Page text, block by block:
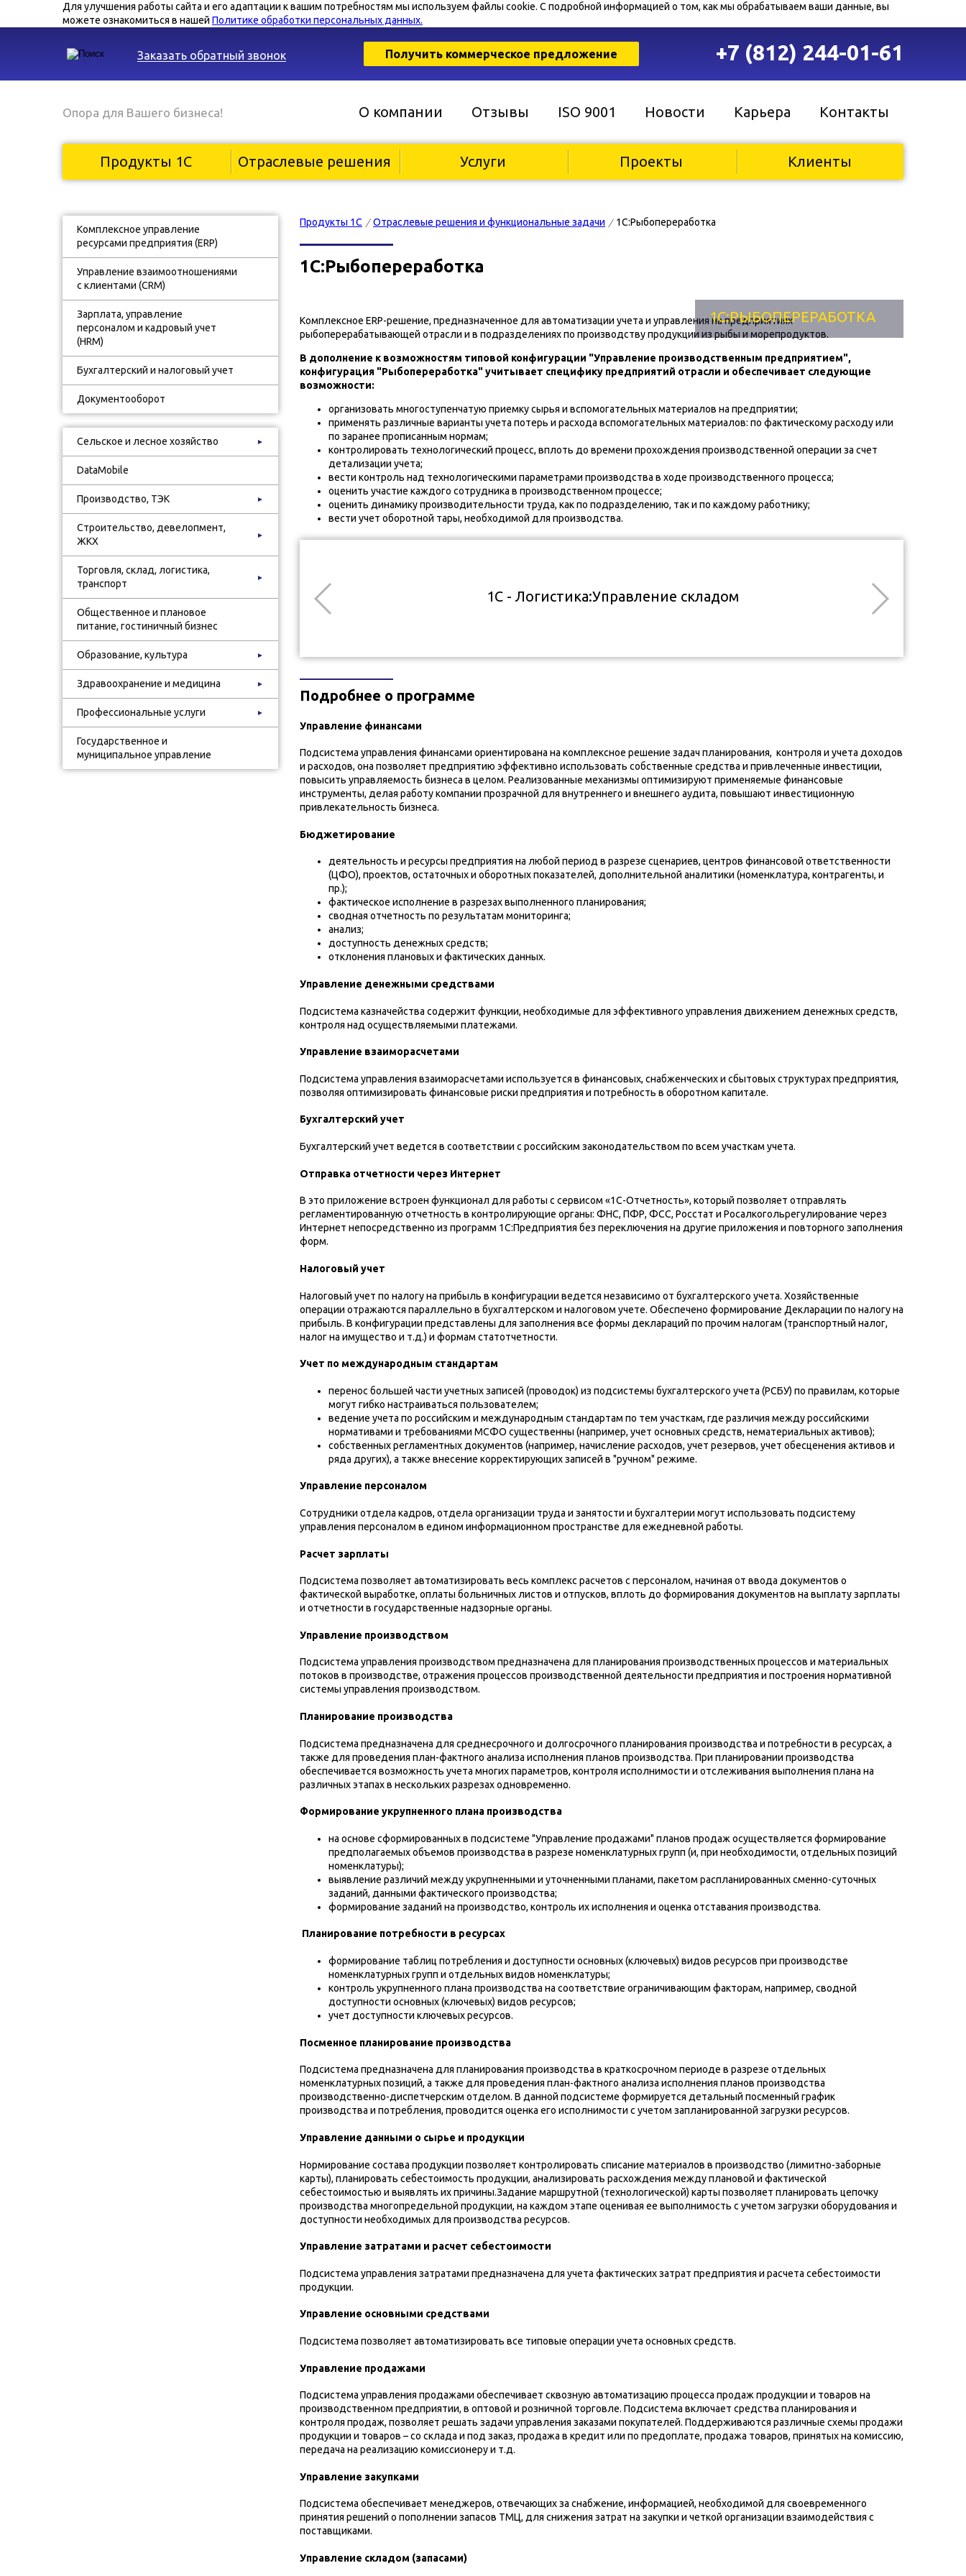
Для улучшения работы сайта и его адаптации к вашим потребностям мы используем файлы cookie. С подробной информацией о том, как мы обрабатываем ваши данные, вы
можете ознакомиться в нашей Политике обработки персональных данных.
Заказать обратный звонок Получить коммерческое предложение +7 (812) 244-01-61
Опора для Вашего бизнеса! О компании Отзывы ISO 9001 Новости Карьера Контакты
Продукты 1С Отраслевые решения Услуги Проекты Клиенты
Комплексное управление
ресурсами предприятия (ERP)
Управление взаимоотношениями
с клиентами (CRM)
Зарплата, управление
персоналом и кадровый учет
(HRM)
Бухгалтерский и налоговый учет
Документооборот
Сельское и лесное хозяйство ►
DataMobile
Производство, ТЭК ►
Строительство, девелопмент,
ЖКХ
►
Торговля, склад, логистика,
транспорт
►
Общественное и плановое
питание, гостиничный бизнес
Образование, культура ►
Здравоохранение и медицина ►
Профессиональные услуги ►
Государственное и
муниципальное управление
Продукты 1С / Отраслевые решения и функциональные задачи / 1С:Рыбопереработка
1С:Рыбопереработка
1С:РЫБОПЕРЕРАБОТКА
Комплексное ERP-решение, предназначенное для автоматизации учета и управления на предприятиях
рыбоперерабатывающей отрасли и в подразделениях по производству продукции из рыбы и морепродуктов.
В дополнение к возможностям типовой конфигурации "Управление производственным предприятием",
конфигурация "Рыбопереработка" учитывает специфику предприятий отрасли и обеспечивает следующие
возможности:
организовать многоступенчатую приемку сырья и вспомогательных материалов на предприятии;
применять различные варианты учета потерь и расхода вспомогательных материалов: по фактическому расходу или
по заранее прописанным нормам;
контролировать технологический процесс, вплоть до времени прохождения производственной операции за счет
детализации учета;
вести контроль над технологическими параметрами производства в ходе производственного процесса;
оценить участие каждого сотрудника в производственном процессе;
оценить динамику производительности труда, как по подразделению, так и по каждому работнику;
вести учет оборотной тары, необходимой для производства.
1С - Логистика:Управление складом
Подробнее о программе
Управление финансами
Подсистема управления финансами ориентирована на комплексное решение задач планирования, контроля и учета доходов
и расходов, она позволяет предприятию эффективно использовать собственные средства и привлеченные инвестиции,
повысить управляемость бизнеса в целом. Реализованные механизмы оптимизируют применяемые финансовые
инструменты, делая работу компании прозрачной для внутреннего и внешнего аудита, повышают инвестиционную
привлекательность бизнеса.
Бюджетирование
деятельность и ресурсы предприятия на любой период в разрезе сценариев, центров финансовой ответственности
(ЦФО), проектов, остаточных и оборотных показателей, дополнительной аналитики (номенклатура, контрагенты, и
пр.);
фактическое исполнение в разрезах выполненного планирования;
сводная отчетность по результатам мониторинга;
анализ;
доступность денежных средств;
отклонения плановых и фактических данных.
Управление денежными средствами
Подсистема казначейства содержит функции, необходимые для эффективного управления движением денежных средств,
контроля над осуществляемыми платежами.
Управление взаиморасчетами
Подсистема управления взаиморасчетами используется в финансовых, снабженческих и сбытовых структурах предприятия,
позволяя оптимизировать финансовые риски предприятия и потребность в оборотном капитале.
Бухгалтерский учет
Бухгалтерский учет ведется в соответствии с российским законодательством по всем участкам учета.
Отправка отчетности через Интернет
В это приложение встроен функционал для работы с сервисом «1С-Отчетность», который позволяет отправлять
регламентированную отчетность в контролирующие органы: ФНС, ПФР, ФСС, Росстат и Росалкогольрегулирование через
Интернет непосредственно из программ 1С:Предприятия без переключения на другие приложения и повторного заполнения
форм.
Налоговый учет
Налоговый учет по налогу на прибыль в конфигурации ведется независимо от бухгалтерского учета. Хозяйственные
операции отражаются параллельно в бухгалтерском и налоговом учете. Обеспечено формирование Декларации по налогу на
прибыль. В конфигурации представлены для заполнения все формы деклараций по прочим налогам (транспортный налог,
налог на имущество и т.д.) и формам статотчетности.
Учет по международным стандартам
перенос большей части учетных записей (проводок) из подсистемы бухгалтерского учета (РСБУ) по правилам, которые
могут гибко настраиваться пользователем;
ведение учета по российским и международным стандартам по тем участкам, где различия между российскими
нормативами и требованиями МСФО существенны (например, учет основных средств, нематериальных активов);
собственных регламентных документов (например, начисление расходов, учет резервов, учет обесценения активов и
ряда других), а также внесение корректирующих записей в "ручном" режиме.
Управление персоналом
Сотрудники отдела кадров, отдела организации труда и занятости и бухгалтерии могут использовать подсистему
управления персоналом в едином информационном пространстве для ежедневной работы.
Расчет зарплаты
Подсистема позволяет автоматизировать весь комплекс расчетов с персоналом, начиная от ввода документов о
фактической выработке, оплаты больничных листов и отпусков, вплоть до формирования документов на выплату зарплаты
и отчетности в государственные надзорные органы.
Управление производством
Подсистема управления производством предназначена для планирования производственных процессов и материальных
потоков в производстве, отражения процессов производственной деятельности предприятия и построения нормативной
системы управления производством.
Планирование производства
Подсистема предназначена для среднесрочного и долгосрочного планирования производства и потребности в ресурсах, а
также для проведения план-фактного анализа исполнения планов производства. При планировании производства
обеспечивается возможность учета многих параметров, контроля исполнимости и отслеживания выполнения плана на
различных этапах в нескольких разрезах одновременно.
Формирование укрупненного плана производства
на основе сформированных в подсистеме "Управление продажами" планов продаж осуществляется формирование
предполагаемых объемов производства в разрезе номенклатурных групп (и, при необходимости, отдельных позиций
номенклатуры);
выявление различий между укрупненными и уточненными планами, пакетом распланированных сменно-суточных
заданий, данными фактического производства;
формирование заданий на производство, контроль их исполнения и оценка отставания производства.
Планирование потребности в ресурсах
формирование таблиц потребления и доступности основных (ключевых) видов ресурсов при производстве
номенклатурных групп и отдельных видов номенклатуры;
контроль укрупненного плана производства на соответствие ограничивающим факторам, например, сводной
доступности основных (ключевых) видов ресурсов;
учет доступности ключевых ресурсов.
Посменное планирование производства
Подсистема предназначена для планирования производства в краткосрочном периоде в разрезе отдельных
номенклатурных позиций, а также для проведения план-фактного анализа исполнения планов производства
производственно-диспетчерским отделом. В данной подсистеме формируется детальный посменный график
производства и потребления, проводится оценка его исполнимости с учетом запланированной загрузки ресурсов.
Управление данными о сырье и продукции
Нормирование состава продукции позволяет контролировать списание материалов в производство (лимитно-заборные
карты), планировать себестоимость продукции, анализировать расхождения между плановой и фактической
себестоимостью и выявлять их причины.Задание маршрутной (технологической) карты позволяет планировать цепочку
производства многопредельной продукции, на каждом этапе оценивая ее выполнимость с учетом загрузки оборудования и
доступности необходимых для производства ресурсов.
Управление затратами и расчет себестоимости
Подсистема управления затратами предназначена для учета фактических затрат предприятия и расчета себестоимости
продукции.
Управление основными средствами
Подсистема позволяет автоматизировать все типовые операции учета основных средств.
Управление продажами
Подсистема управления продажами обеспечивает сквозную автоматизацию процесса продаж продукции и товаров на
производственном предприятии, в оптовой и розничной торговле. Подсистема включает средства планирования и
контроля продаж, позволяет решать задачи управления заказами покупателей. Поддерживаются различные схемы продажи
продукции и товаров – со склада и под заказ, продажа в кредит или по предоплате, продажа товаров, принятых на комиссию,
передача на реализацию комиссионеру и т.д.
Управление закупками
Подсистема обеспечивает менеджеров, отвечающих за снабжение, информацией, необходимой для своевременного
принятия решений о пополнении запасов ТМЦ, для снижения затрат на закупки и четкой организации взаимодействия с
поставщиками.
Управление складом (запасами)